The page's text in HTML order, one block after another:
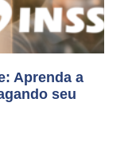
Aprenda a
seu